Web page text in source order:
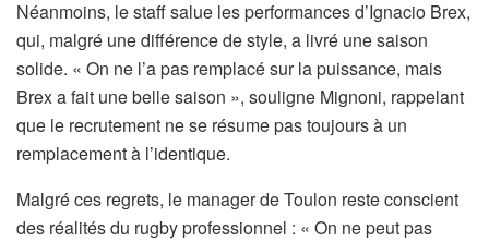
Néanmoins, le staff salue les performances d’Ignacio Brex,
qui, malgré une différence de style, a livré une saison
solide. « On ne l’a pas remplacé sur la puissance, mais
Brex a fait une belle saison », souligne Mignoni, rappelant
que le recrutement ne se résume pas toujours à un
remplacement à l’identique.
Malgré ces regrets, le manager de Toulon reste conscient
des réalités du rugby professionnel : « On ne peut pas